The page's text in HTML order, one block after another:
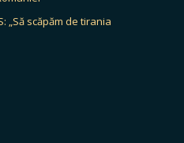
„Să scăpăm de tirania